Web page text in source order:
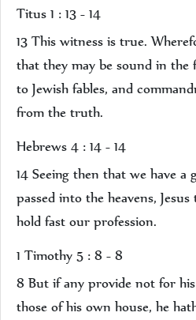
Titus 1 : 13 - 14
13 This witness is true.
that they may be sound in the
to Jewish fables, and
from the truth.
Hebrews 4 : 14 - 14
14 Seeing then that we have
passed into the heavens,
hold fast our profession.
1 Timothy 5 : 8 - 8
8 But if any provide not for
those of his own house, he